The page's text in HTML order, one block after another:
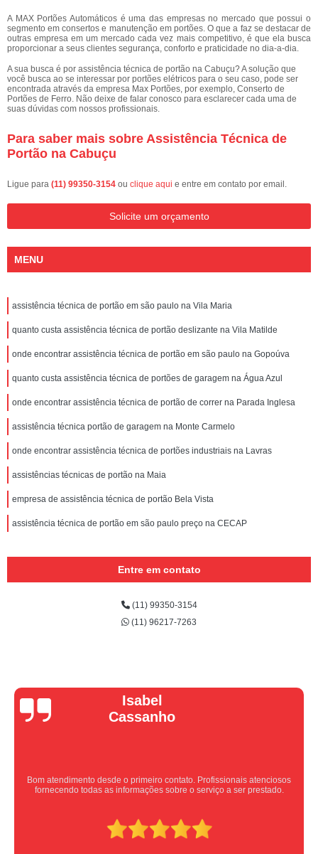
A MAX Portões Automáticos é uma das empresas no mercado que possui o
segmento em consertos e manutenção em portões. O que a faz se destacar de
outras empresa em um mercado cada vez mais competitivo, é que ela busca
proporcionar a seus clientes segurança, conforto e praticidade no dia-a-dia.
A sua busca é por assistência técnica de portão na Cabuçu? A solução que
você busca ao se interessar por portões elétricos para o seu caso, pode ser
encontrada através da empresa Max Portões, por exemplo, Conserto de
Portões de Ferro. Não deixe de falar conosco para esclarecer cada uma de
suas dúvidas com nossos profissionais.
Para saber mais sobre Assistência Técnica de
Portão na Cabuçu
Ligue para (11) 99350-3154 ou clique aqui e entre em contato por email.
Solicite um orçamento
MENU
assistência técnica de portão em são paulo na Vila Maria
quanto custa assistência técnica de portão deslizante na Vila Matilde
onde encontrar assistência técnica de portão em são paulo na Gopoúva
quanto custa assistência técnica de portões de garagem na Água Azul
onde encontrar assistência técnica de portão de correr na Parada Inglesa
assistência técnica portão de garagem na Monte Carmelo
onde encontrar assistência técnica de portões industriais na Lavras
assistências técnicas de portão na Maia
empresa de assistência técnica de portão Bela Vista
assistência técnica de portão em são paulo preço na CECAP
Entre em contato
(11) 99350-3154
(11) 96217-7263
Vera Maria
Equipe nota 10, trabalho rápido com excelência , super organizados.
Super indico.